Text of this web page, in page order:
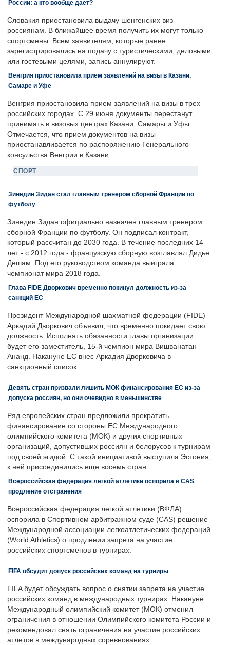
России: а кто вообще дает?
Словакия приостановила выдачу шенгенских виз
россиянам. В ближайшее время получить их могут только
спортсмены. Всем заявителям, которые ранее
зарегистрировались на подачу с туристическими, деловыми
или гостевыми целями, запись аннулируют.
Венгрия приостановила прием заявлений на визы в Казани,
Самаре и Уфе
Венгрия приостановила прием заявлений на визы в трех
российских городах. С 29 июня документы перестанут
принимать в визовых центрах Казани, Самары и Уфы.
Отмечается, что прием документов на визы
приостанавливается по распоряжению Генерального
консульства Венгрии в Казани.
СПОРТ
Зинедин Зидан стал главным тренером сборной Франции по
футболу
Зинедин Зидан официально назначен главным тренером
сборной Франции по футболу. Он подписал контракт,
который рассчитан до 2030 года. В течение последних 14
лет - с 2012 года - французскую сборную возглавлял Дидье
Дешам. Под его руководством команда выиграла
чемпионат мира 2018 года.
Глава FIDE Дворкович временно покинул должность из-за
санкций ЕС
Президент Международной шахматной федерации (FIDE)
Аркадий Дворкович объявил, что временно покидает свою
должность. Исполнять обязанности главы организации
будет его заместитель, 15-й чемпион мира Вишванатан
Ананд. Накануне ЕС внес Аркадия Дворковича в
санкционный список.
Девять стран призвали лишить МОК финансирования ЕС из-за
допуска россиян, но они очевидно в меньшинстве
Ряд европейских стран предложили прекратить
финансирование со стороны ЕС Международного
олимпийского комитета (МОК) и других спортивных
организаций, допустивших россиян и белорусов к турнирам
под своей эгидой. С такой инициативой выступила Эстония,
к ней присоединились еще восемь стран.
Всероссийская федерация легкой атлетики оспорила в CAS
продление отстранения
Всероссийская федерация легкой атлетики (ВФЛА)
оспорила в Спортивном арбитражном суде (CAS) решение
Международной ассоциации легкоатлетических федераций
(World Athletics) о продлении запрета на участие
российских спортсменов в турнирах.
FIFA обсудит допуск российских команд на турниры
FIFA будет обсуждать вопрос о снятии запрета на участие
российских команд в международных турнирах. Накануне
Международный олимпийский комитет (МОК) отменил
ограничения в отношении Олимпийского комитета России и
рекомендовал снять ограничения на участие российских
атлетов в международных соревнованиях.